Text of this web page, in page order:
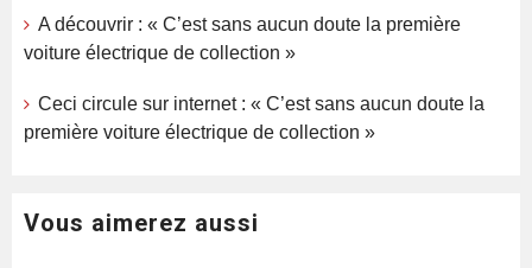
A découvrir : « C’est sans aucun doute la première
voiture électrique de collection »
Ceci circule sur internet : « C’est sans aucun doute la
première voiture électrique de collection »
Vous aimerez aussi